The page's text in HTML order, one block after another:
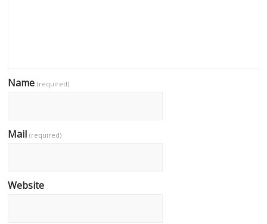
Name(required)
Mail(required)
Website